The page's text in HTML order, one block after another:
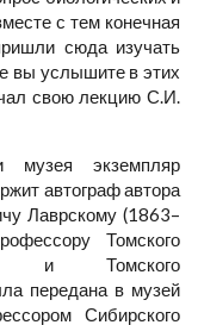
с тем конечная
сюда изучать
вы услышите в этих
свою лекцию С.И.
музея экземпляр
автограф автора
Лаврскому (1863–
Томского
и Томского
передана в музей
Сибирского